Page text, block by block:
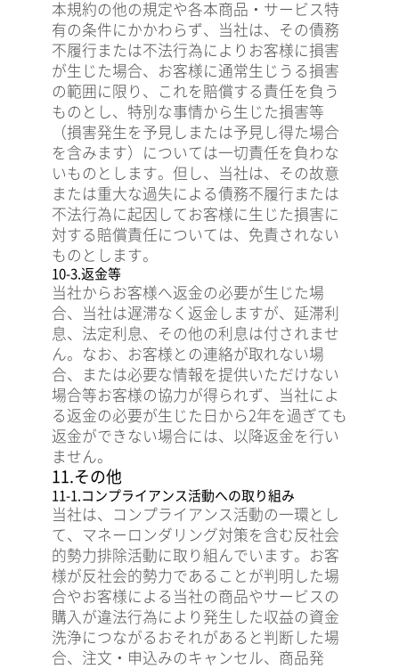
本規約の他の規定や各本商品・サービス特
有の条件にかかわらず、当社は、その債務
不履行または不法行為によりお客様に損害
が生じた場合、お客様に通常生じうる損害
の範囲に限り、これを賠償する責任を負う
ものとし、特別な事情から生じた損害等
（損害発生を予見しまたは予見し得た場合
を含みます）については一切責任を負わな
いものとします。但し、当社は、その故意
または重大な過失による債務不履行または
不法行為に起因してお客様に生じた損害に
対する賠償責任については、免責されない
ものとします。
10-3.返金等
当社からお客様へ返金の必要が生じた場
合、当社は遅滞なく返金しますが、延滞利
息、法定利息、その他の利息は付されませ
ん。なお、お客様との連絡が取れない場
合、または必要な情報を提供いただけない
場合等お客様の協力が得られず、当社によ
る返金の必要が生じた日から2年を過ぎても
返金ができない場合には、以降返金を行い
ません。
11.その他
11-1.コンプライアンス活動への取り組み
当社は、コンプライアンス活動の一環とし
て、マネーロンダリング対策を含む反社会
的勢力排除活動に取り組んでいます。お客
様が反社会的勢力であることが判明した場
合やお客様による当社の商品やサービスの
購入が違法行為により発生した収益の資金
洗浄につながるおそれがあると判断した場
合、注文・申込みのキャンセル、商品発